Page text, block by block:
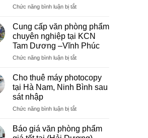
Chức năng bình luận bị tắtở
vụ
photocopy
giá
rẻ
hà
–
Báo
giá
tài
cho
học
Cung cấp văn phòng phẩm
chuyên nghiệp tại KCN
Tam Dương –Vĩnh Phúc
Chức năng bình luận bị tắtở
cấp
văn
phòng
chuyên
tại
KCN
Cho thuê máy photocopy
tại Hà Nam, Ninh Bình sau
sát nhập
Chức năng bình luận bị tắtở
máy
Báo giá văn phòng phẩm